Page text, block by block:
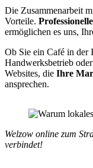
Die Zusammenarbeit
Vorteile.
ermöglichen es uns,
Ob Sie ein Café in der
Handwerksbetrieb
Websites, die Ihre
ansprechen.
Welzow online zum
verbindet!